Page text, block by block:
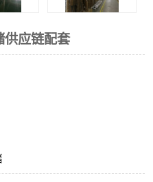
供应链配套